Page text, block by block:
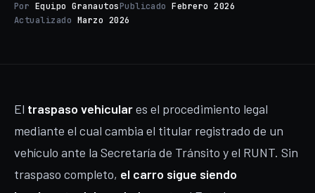
Por Equipo GranautosPublicadoFebrero 2026
Actualizado Marzo 2026
El traspaso vehiculares el procedimiento legal
mediante el cual cambia el titular registrado de un
vehículo ante la Secretaría de Tránsito y el RUNT. Sin
traspaso completo, el carro sigue siendo